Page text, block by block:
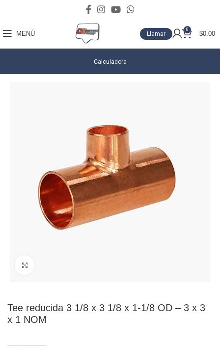
MENÚ Llamar
0
$0.00
Calculadora
Tee reducida 3 1/8 x 3 1/8 x 1-1/8 OD – 3 x 3
x 1 NOM